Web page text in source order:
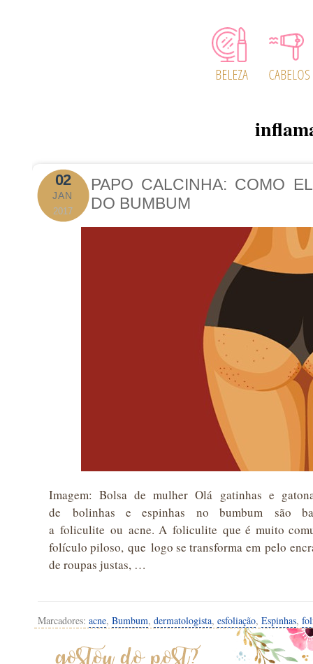
02
JAN
2017
PAPO CALCINHA: COMO
DO BUMBUM
Imagem: Bolsa de mulher Olá gatinhas e
de bolinhas e espinhas no bumbum são
a foliculite ou acne. A foliculite que é muito
folículo piloso, que logo se transforma em pelo
de roupas justas, …
Marcadores: acne, Bumbum, dermatologista, esfoliação, Espinhas,